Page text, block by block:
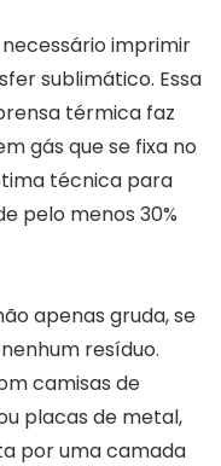
imprimir
sublimático. Essa
térmica faz
gás que se fixa no
técnica para
pelo menos 30%
apenas gruda, se
resíduo.
camisas de
placas de metal,
por uma camada